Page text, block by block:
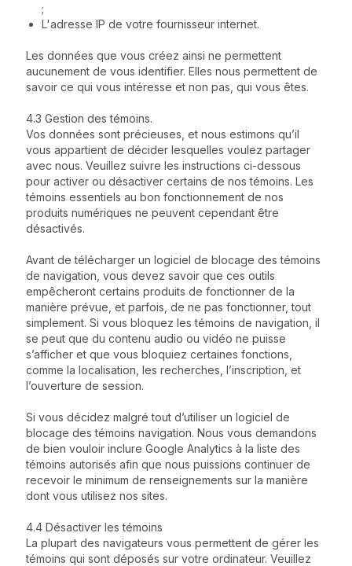
;
L'adresse IP de votre fournisseur internet.
Les données que vous créez ainsi ne permettent
aucunement de vous identifier. Elles nous permettent de
savoir ce qui vous intéresse et non pas, qui vous êtes.
4.3 Gestion des témoins.
Vos données sont précieuses, et nous estimons qu’il
vous appartient de décider lesquelles voulez partager
avec nous. Veuillez suivre les instructions ci-dessous
pour activer ou désactiver certains de nos témoins. Les
témoins essentiels au bon fonctionnement de nos
produits numériques ne peuvent cependant être
désactivés.
Avant de télécharger un logiciel de blocage des témoins
de navigation, vous devez savoir que ces outils
empêcheront certains produits de fonctionner de la
manière prévue, et parfois, de ne pas fonctionner, tout
simplement. Si vous bloquez les témoins de navigation, il
se peut que du contenu audio ou vidéo ne puisse
s’afficher et que vous bloquiez certaines fonctions,
comme la localisation, les recherches, l’inscription, et
l’ouverture de session.
Si vous décidez malgré tout d’utiliser un logiciel de
blocage des témoins navigation. Nous vous demandons
de bien vouloir inclure Google Analytics à la liste des
témoins autorisés afin que nous puissions continuer de
recevoir le minimum de renseignements sur la manière
dont vous utilisez nos sites.
4.4 Désactiver les témoins
La plupart des navigateurs vous permettent de gérer les
témoins qui sont déposés sur votre ordinateur. Veuillez